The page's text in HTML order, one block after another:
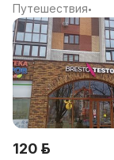
Путешествия•
120 р.